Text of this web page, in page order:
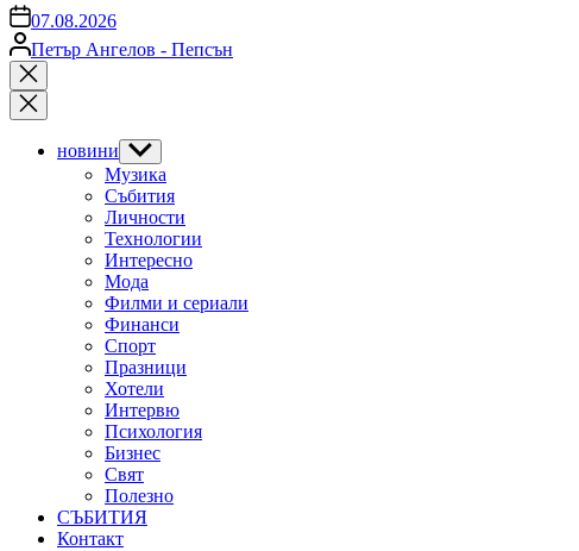
on07.08.2026
Posted
by
Петър Ангелов - Пепсън
Close
search
новини Show
sub
menu
Музика
Събития
Личности
Технологии
Интересно
Мода
Филми и сериали
Финанси
Спорт
Празници
Хотели
Интервю
Психология
Бизнес
Свят
Полезно
СЪБИТИЯ
Контакт